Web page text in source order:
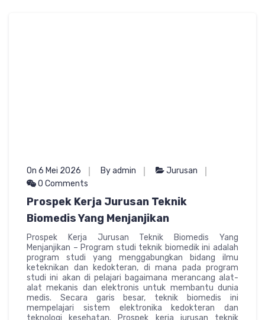
On 6 Mei 2026 By admin
Jurusan
0 Comments
Prospek Kerja Jurusan Teknik
Biomedis Yang Menjanjikan
Prospek Kerja Jurusan Teknik Biomedis Yang
Menjanjikan – Program studi teknik biomedik ini adalah
program studi yang menggabungkan bidang ilmu
keteknikan dan kedokteran, di mana pada program
studi ini akan di pelajari bagaimana merancang alat-
alat mekanis dan elektronis untuk membantu dunia
medis. Secara garis besar, teknik biomedis ini
mempelajari sistem elektronika kedokteran dan
teknologi kesehatan. Prospek kerja jurusan teknik